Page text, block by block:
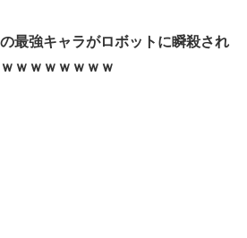
最強キャラがロボットに瞬殺され
ｗｗｗｗｗｗｗ